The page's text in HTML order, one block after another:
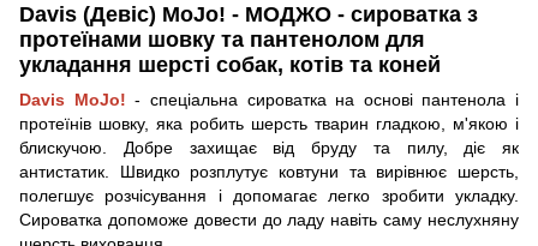
Davis (Девіс) MoJo! - МОДЖО - сироватка з
протеїнами шовку та пантенолом для
укладання шерсті собак, котів та коней
Davis MoJo! - спеціальна сироватка на основі пантенола і
протеїнів шовку, яка робить шерсть тварин гладкою, м'якою і
блискучою. Добре захищає від бруду та пилу, діє як
антистатик. Швидко розплутує ковтуни та вирівнює шерсть,
полегшує розчісування і допомагає легко зробити укладку.
Сироватка допоможе довести до ладу навіть саму неслухняну